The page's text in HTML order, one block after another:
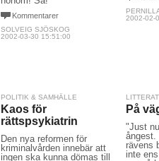
Kommentarer
SOLVEIG SJÖSKOG
2002-03-30 15:51:00
2002-02-
POLITIK & SAMHÄLLE
Kaos för
rättspsykiatrin
Den nya reformen för
kriminalvården innebär att
ingen ska kunna dömas till
På
"Just
ångest.
rävens
inte